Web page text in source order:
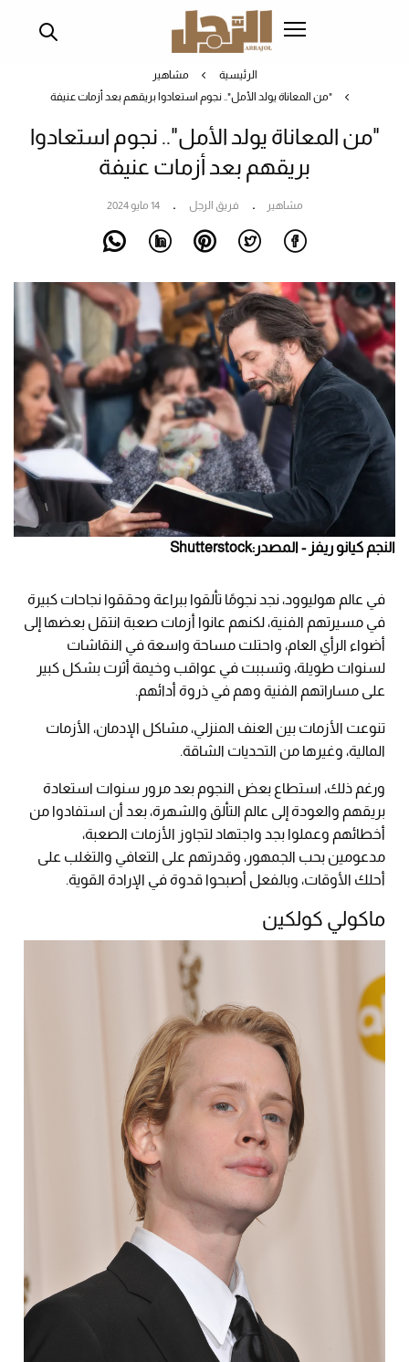
الرئيسية
مشاهير
"من المعاناة يولد الأمل".. نجوم استعادوا بريقهم بعد أزمات عنيفة
"من المعاناة يولد الأمل".. نجوم استعادوا
بريقهم بعد أزمات عنيفة
مشاهير فريق الرجل 14 مايو 2024
النجم كيانو ريفز - المصدر:Shutterstock
في عالم هوليوود، نجد نجومًا تألقوا ببراعة وحققوا نجاحات كبيرة
في مسيرتهم الفنية، لكنهم عانوا أزمات صعبة انتقل بعضها إلى
أضواء الرأي العام، واحتلت مساحة واسعة في النقاشات
لسنوات طويلة، وتسببت في عواقب وخيمة أثرت بشكل كبير
على مساراتهم الفنية وهم في ذروة أدائهم.
تنوعت الأزمات بين العنف المنزلي، مشاكل الإدمان، الأزمات
المالية، وغيرها من التحديات الشاقة.
ورغم ذلك، استطاع بعض النجوم بعد مرور سنوات استعادة
بريقهم والعودة إلى عالم التألق والشهرة، بعد أن استفادوا من
أخطائهم وعملوا بجد واجتهاد لتجاوز الأزمات الصعبة،
مدعومين بحب الجمهور، وقدرتهم على التعافي والتغلب على
أحلك الأوقات، وبالفعل أصبحوا قدوة في الإرادة القوية.
ماكولي كولكين